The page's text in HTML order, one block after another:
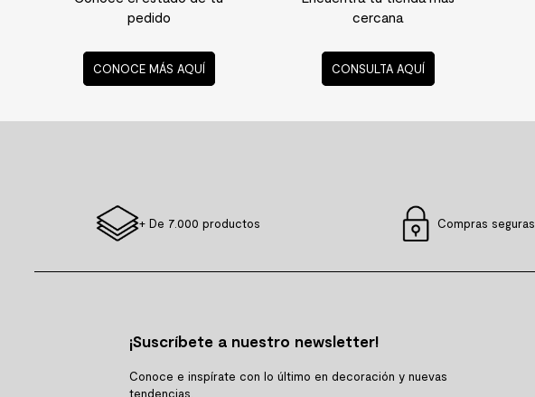
pedido
CONOCE MÁS AQUÍ
cercana
CONSULTA AQUÍ
+ De 7.000 productos Compras seguras
¡Suscríbete a nuestro newsletter!
Conoce e inspírate con lo último en decoración y nuevas
tendencias.